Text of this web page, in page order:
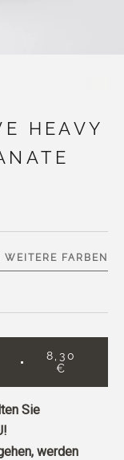
HEAVY
FARBEN
8,30
€
Sie
werden